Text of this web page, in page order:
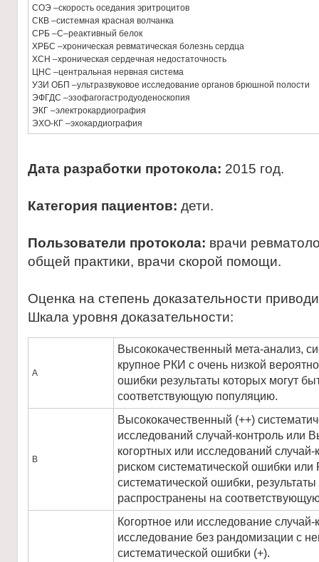
СОЭ –скорость оседания эритроцитов
СКВ –системная красная волчанка
СРБ –С–реактивный белок
ХРБС –хроническая ревматическая болезнь сердца
ХСН –хроническая сердечная недостаточность
ЦНС –центральная нервная система
УЗИ ОБП –ультразвуковое исследование органов брюшной полости
ЭФГДС –эзофагогастродуоденоскопия
ЭКГ –электрокардиография
ЭХО-КГ –эхокардиография
Дата разработки протокола: 2015 год.
Категория пациентов: дети.
Пользователи протокола: врачи
общей практики, врачи скорой помощи.
Оценка на степень доказательности
Шкала уровня доказательности:
А
Высококачественный мета-анализ,
крупное РКИ с очень низкой
ошибки результаты которых могут
соответствующую популяцию.
В
Высококачественный (++)
исследований случай-контроль или
когортных или исследований случай-
риском систематической ошибки
систематической ошибки,
распространены на
Когортное или исследование
исследование без рандомизации с
систематической ошибки (+).